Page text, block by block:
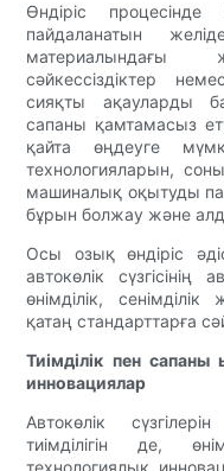
Өндіріс
пайдаланатын
материалындағы
сәйкессіздіктер
сияқты ақауларды
сапаны қамтамасыз
қайта өңдеуге
технологияларын,
машиналық оқытуды
бұрын болжау және
Осы озық өндіріс
автокөлік
өнімділік,
қатаң стандарттарға
Тиімділік пен
инновациялар
Автокөлік
тиімділігін де,